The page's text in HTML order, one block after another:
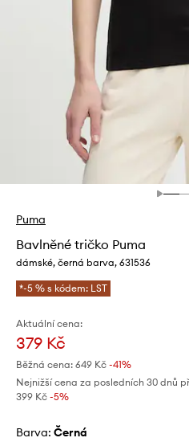
Puma
Bavlněné tričko Puma
dámské, černá barva, 631536
*-5 % s kódem: LST
Aktuální cena:
379 Kč
Běžná cena: 649 Kč -41%
Nejnižší cena za posledních 30 dnů
399 Kč -5%
Barva: černá